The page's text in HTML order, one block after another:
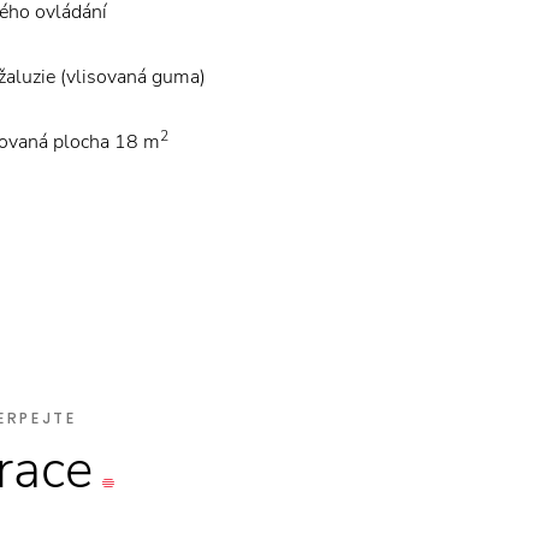
ovládání
(vlisovaná guma)
plocha 18 m2